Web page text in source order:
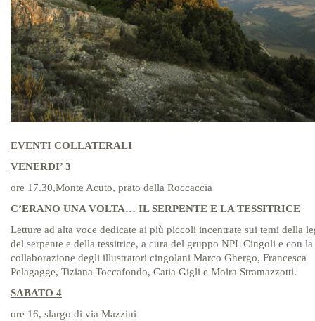
EVENTI COLLATERALI
VENERDI’ 3
ore 17.30,Monte Acuto, prato della Roccaccia
C’ERANO UNA VOLTA… IL SERPENTE E LA TESSITRICE
Letture ad alta voce dedicate ai più piccoli incentrate sui temi della
del serpente e della tessitrice, a cura del gruppo NPL Cingoli e con la
collaborazione degli illustratori cingolani Marco Ghergo, Francesca
Pelagagge, Tiziana Toccafondo, Catia Gigli e Moira Stramazzotti.
SABATO 4
ore 16, slargo di via Mazzini